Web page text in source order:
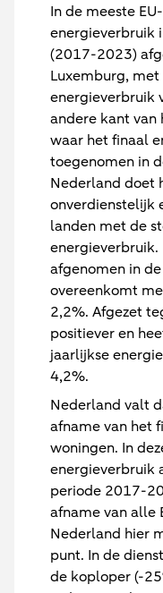
In de meeste
energieverbruik
(2017-2023)
Luxemburg,
energieverbruik
andere kant
waar het finaal
toegenomen in
Nederland doet
onverdienstelijk
landen met de
afgenomen in
overeenkomt
2,2%. Afgezet
positiever en
jaarlijkse
4,2%.
Nederland valt
afname van het
woningen. In
energieverbruik
periode 2017-
afname van alle
Nederland hier
punt. In de
de koploper (-